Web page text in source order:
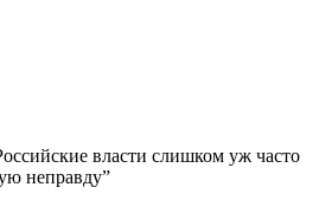
власти слишком уж часто
неправду”